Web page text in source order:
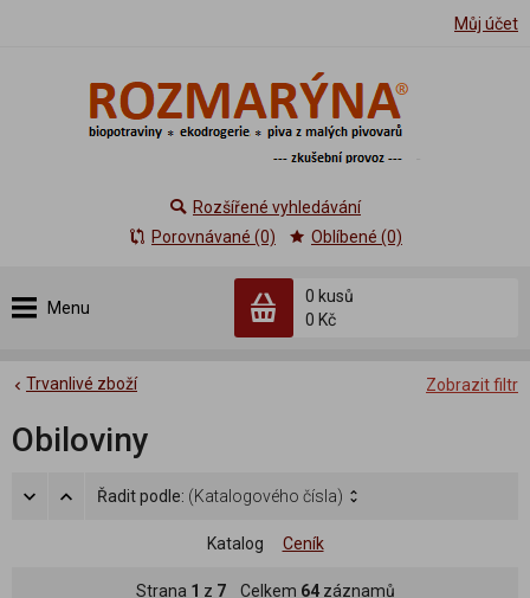
Můj účet
Menu
0 kusů
0 Kč
Rozšířené vyhledávání
Porovnávané (0)
Oblíbené (0)
Zobrazit filtr
Trvanlivé zboží
Obiloviny
Řadit podle: (Katalogového čísla)
Katalog Ceník
Strana 1 z 7Celkem 64záznamů